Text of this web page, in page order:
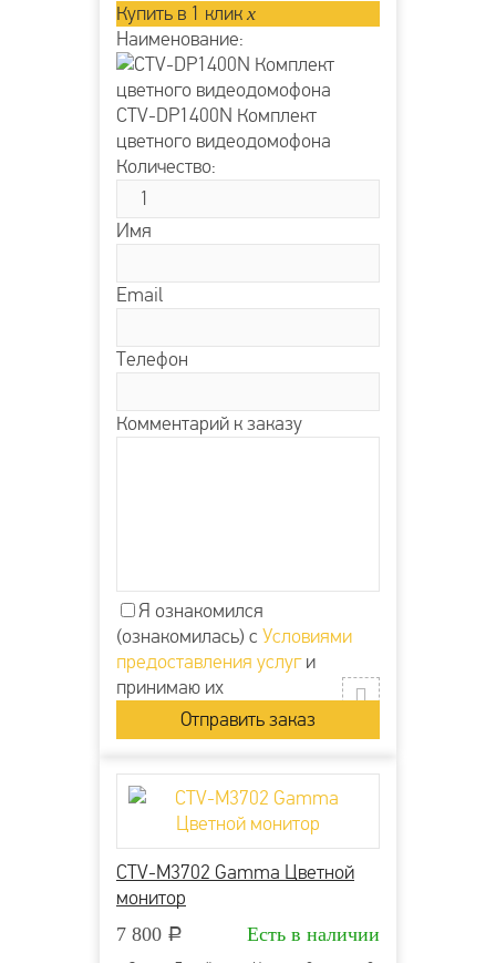
Купить в 1 клик x
Наименование:
CTV-DP1400N Комплект
цветного видеодомофона
Количество:
Имя
Email
Телефон
Комментарий к заказу
Я ознакомился
(ознакомилась) с Условиями
предоставления услуги
принимаю их
CTV-M3702 Gamma Цветной
монитор
7 800 Р Есть в наличии